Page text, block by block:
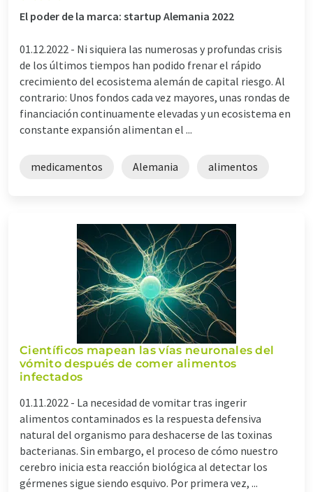
El poder de la marca: startup Alemania 2022
01.12.2022 - Ni siquiera las numerosas y profundas crisis
de los últimos tiempos han podido frenar el rápido
crecimiento del ecosistema alemán de capital riesgo. Al
contrario: Unos fondos cada vez mayores, unas rondas de
financiación continuamente elevadas y un ecosistema en
constante expansión alimentan el ...
medicamentos Alemania alimentos
Científicos mapean las vías neuronales del
vómito después de comer alimentos
infectados
01.11.2022 - La necesidad de vomitar tras ingerir
alimentos contaminados es la respuesta defensiva
natural del organismo para deshacerse de las toxinas
bacterianas. Sin embargo, el proceso de cómo nuestro
cerebro inicia esta reacción biológica al detectar los
gérmenes sigue siendo esquivo. Por primera vez, ...